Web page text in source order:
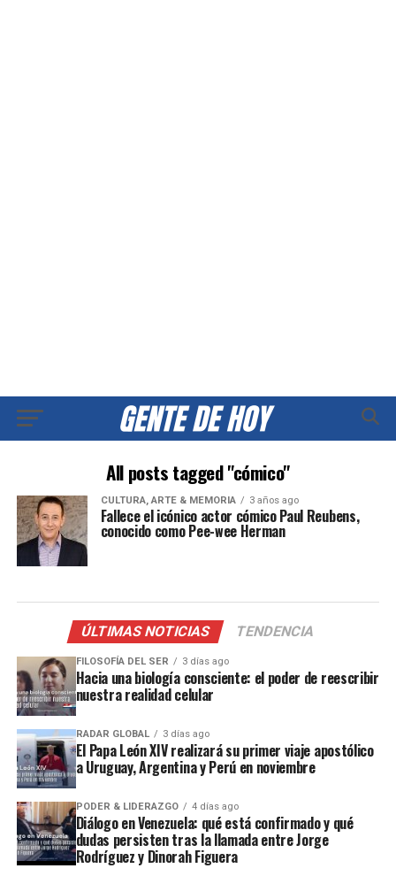
All posts tagged "cómico"
CULTURA, ARTE & MEMORIA 3 años ago
Fallece el icónico actor cómico Paul Reubens,
conocido como Pee-wee Herman
ÚLTIMAS NOTICIAS TENDENCIA
FILOSOFÍA DEL SER 3 días ago
Hacia una biología consciente: el poder de reescribir
nuestra realidad celular
RADAR GLOBAL 3 días ago
El Papa León XIV realizará su primer viaje apostólico
a Uruguay, Argentina y Perú en noviembre
PODER & LIDERAZGO 4 días ago
Diálogo en Venezuela: qué está confirmado y qué
dudas persisten tras la llamada entre Jorge
Rodríguez y Dinorah Figuera